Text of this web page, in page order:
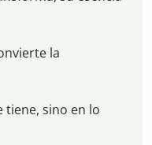
la
tiene, sino en lo